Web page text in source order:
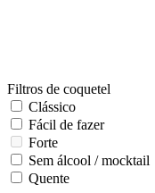
Filtros de coquetel
Clássico
Fácil de fazer
Forte
Sem álcool / mocktail
Quente